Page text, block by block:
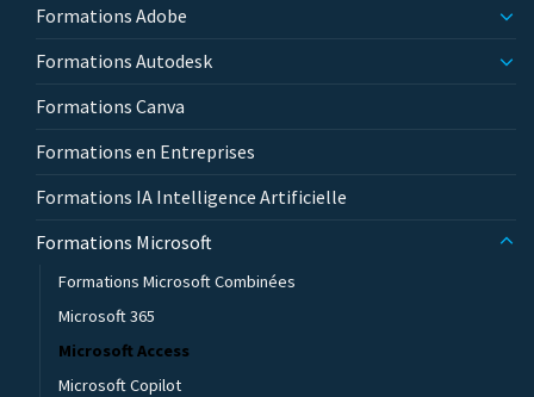
Formations Adobe
Formations Autodesk
Formations Canva
Formations en Entreprises
Formations IA Intelligence Artificielle
Formations Microsoft
Formations Microsoft Combinées
Microsoft 365
Microsoft Access
Microsoft Copilot